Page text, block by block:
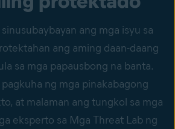
ang mga isyu sa
ang aming daan-daang
sa mga papausbong na banta.
pagkuha ng mga pinakabagong
at malaman ang tungkol sa mga
eksperto sa Mga Threat Lab ng